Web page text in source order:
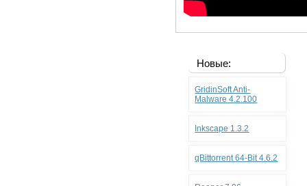
Новые:
GridinSoft Anti-
Malware 4.2.100
Inkscape 1.3.2
qBittorrent 64-Bit 4.6.2